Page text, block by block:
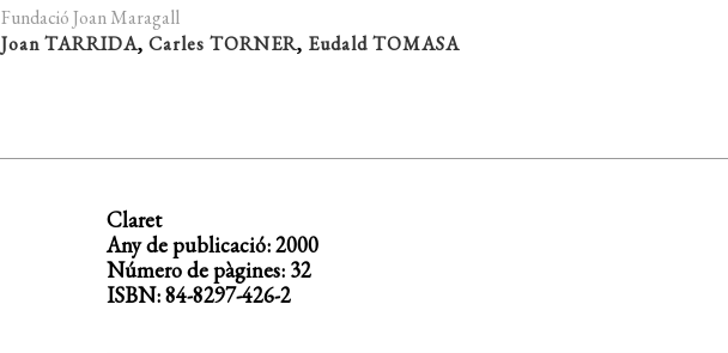
Fundació Joan Maragall
Joan TARRIDA, Carles TORNER, Eudald TOMASA
Claret
Any de publicació: 2000
Número de pàgines: 32
ISBN: 84-8297-426-2